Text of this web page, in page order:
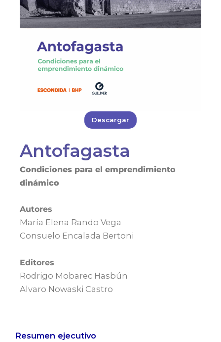
Descargar
Antofagasta
Condiciones para el emprendimiento
dinámico
Autores
María Elena Rando Vega
Consuelo Encalada Bertoni
Editores
Rodrigo Mobarec Hasbún
Alvaro Nowaski Castro
Resumen ejecutivo